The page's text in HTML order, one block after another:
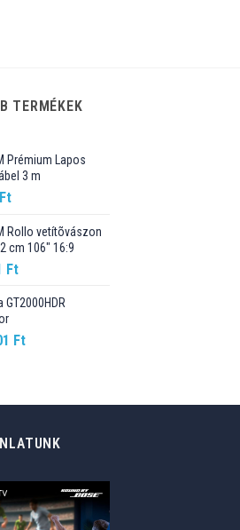
TERMÉKEK
Prémium Lapos
3 m
Ft
Rollo vetítõvászon
cm 106" 16:9
Ft
GT2000HDR
Ft